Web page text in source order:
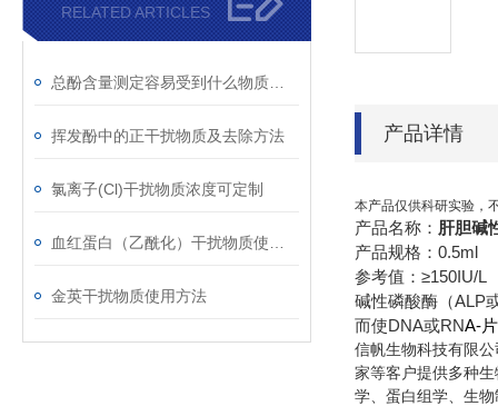
RELATED ARTICLES
挥发酚中的正干扰物质及去除方法
氯离子(Cl)干扰物质浓度可定制
金英干扰物质使用方法
产品详情
本产品仅供科研实验，
产品名称： 肝胆碱
产品规格：0.5ml
参考值：≥150IU/L
碱性磷酸酶（ALP
而使DNA或RNA-片
信帆生物科技有限
家等客户提供多种
学、蛋白组学、生